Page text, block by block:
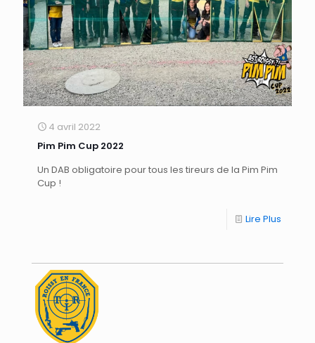
4 avril 2022
Pim Pim Cup 2022
Un DAB obligatoire pour tous les tireurs de la Pim Pim
Cup !
Lire Plus